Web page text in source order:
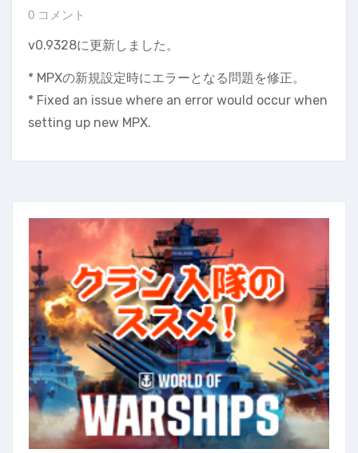
0 コメント
v0.9328に更新しました。
* MPXの新規設定時にエラーとなる問題を修正。
* Fixed an issue where an error would occur when
setting up new MPX.